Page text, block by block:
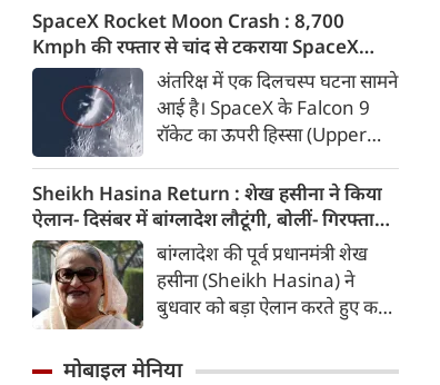
की रसड़ा विधानसभा सीट से विधायक
थे। उमाशंकर सिंह पिछले कुछ समय
से गंभीर बीमारी से पीड़ित थे।
SpaceX Rocket Moon Crash : 8,700
Kmph की रफ्तार से चांद से टकराया SpaceX
रॉकेट का हिस्सा, वैज्ञानिकों ने टेलीस्कोप से रखी
नजर, देखें Video
अंतरिक्ष में एक दिलचस्प घटना सामने
आई है। SpaceX के Falcon 9
रॉकेट का ऊपरी हिस्सा (Upper
है। वैज्ञानिकों के अनुमान के मुताबिक,
यह टक्कर करीब 8,700 किलोमीटर
प्रति घंटे की रफ्तार से हुई।
Sheikh Hasina Return : शेख हसीना ने किया
ऐलान- दिसंबर में बांग्लादेश लौटूंगी, बोलीं- गिरफ्तारी
या मौत का भी डर नहीं, भारत ने कार्यक्रम से क्यों
बनाई दूरी
बांग्लादेश की पूर्व प्रधानमंत्री शेख
हसीना (Sheikh Hasina) ने
बुधवार को बड़ा ऐलान करते हुए कहा
लौटना चाहती हैं। नई दिल्ली से अपने
मोबाइल मेनिया